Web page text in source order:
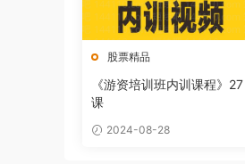
股票精品
《游资培训班内训课程》27
课
2024-08-28